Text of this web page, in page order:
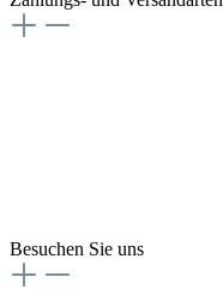
Besuchen Sie uns